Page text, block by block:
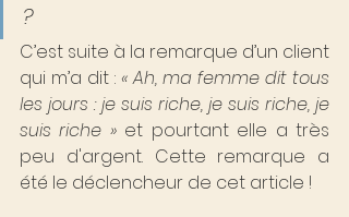
?
C’est suite à la remarque d’un client
qui m’a dit : « Ah, ma femme dit tous
les jours : je suis riche, je suis riche, je
suis riche » et pourtant elle a très
peu d'argent. Cette remarque a
été le déclencheur de cet article !